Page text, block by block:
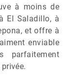
à moins de
El Saladillo, à
et offre à
enviable
parfaitement